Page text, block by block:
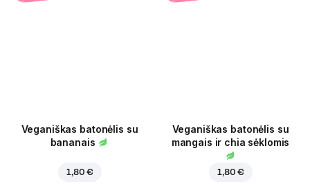
Veganiškas batonėlis su
bananais
1,80 €
Veganiškas batonėlis su
mangais ir chia sėklomis
1,80 €